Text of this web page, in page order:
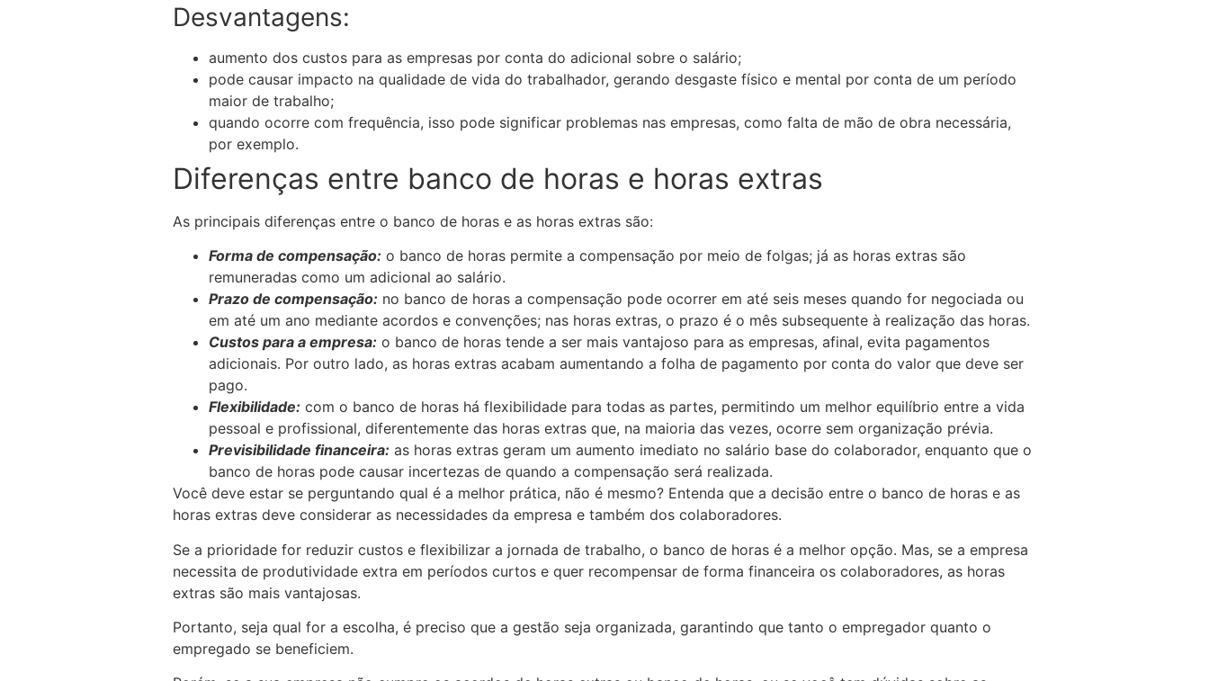
Desvantagens:
aumento dos custos para as empresas por conta do adicional sobre o salário;
pode causar impacto na qualidade de vida do trabalhador, gerando desgaste físico e mental por conta de um período
maior de trabalho;
quando ocorre com frequência, isso pode significar problemas nas empresas, como falta de mão de obra necessária,
por exemplo.
Diferenças entre banco de horas e horas extras
As principais diferenças entre o banco de horas e as horas extras são:
Forma de compensação: o banco de horas permite a compensação por meio de folgas; já as horas extras são
remuneradas como um adicional ao salário.
Prazo de compensação: no banco de horas a compensação pode ocorrer em até seis meses quando for negociada ou
em até um ano mediante acordos e convenções; nas horas extras, o prazo é o mês subsequente à realização das horas.
Custos para a empresa: o banco de horas tende a ser mais vantajoso para as empresas, afinal, evita pagamentos
adicionais. Por outro lado, as horas extras acabam aumentando a folha de pagamento por conta do valor que deve ser
pago.
Flexibilidade: com o banco de horas há flexibilidade para todas as partes, permitindo um melhor equilíbrio entre a vida
pessoal e profissional, diferentemente das horas extras que, na maioria das vezes, ocorre sem organização prévia.
Previsibilidade financeira: as horas extras geram um aumento imediato no salário base do colaborador, enquanto que o
banco de horas pode causar incertezas de quando a compensação será realizada.
Você deve estar se perguntando qual é a melhor prática, não é mesmo? Entenda que a decisão entre o banco de horas e as
horas extras deve considerar as necessidades da empresa e também dos colaboradores.
Se a prioridade for reduzir custos e flexibilizar a jornada de trabalho, o banco de horas é a melhor opção. Mas, se a empresa
necessita de produtividade extra em períodos curtos e quer recompensar de forma financeira os colaboradores, as horas
extras são mais vantajosas.
Portanto, seja qual for a escolha, é preciso que a gestão seja organizada, garantindo que tanto o empregador quanto o
empregado se beneficiem.